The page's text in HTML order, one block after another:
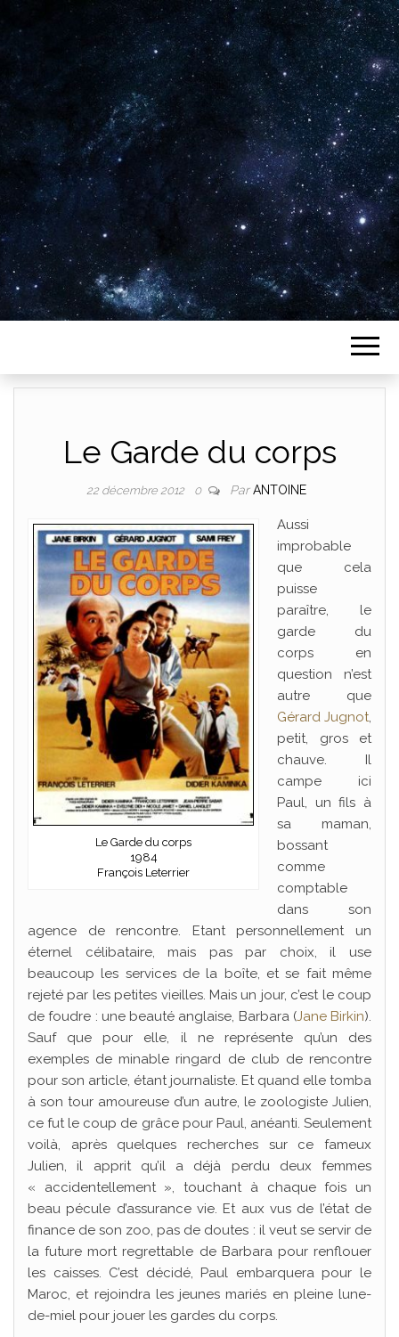
Plus de 2800 critiques de films
Le Garde du corps
22 décembre 2012 0 ParANTOINE
Le Garde du corps
1984
François Leterrier
Aussi
improbable
que cela
puisse
paraître, le
garde du
corps en
question n’est
autre que
Gérard Jugnot,
petit, gros et
chauve. Il
campe ici
Paul, un fils à
sa maman,
bossant
comme
comptable
dans son
agence de rencontre. Etant personnellement un
éternel célibataire, mais pas par choix, il use
beaucoup les services de la boîte, et se fait même
rejeté par les petites vieilles. Mais un jour, c’est le coup
de foudre : une beauté anglaise, Barbara (Jane Birkin).
Sauf que pour elle, il ne représente qu’un des
exemples de minable ringard de club de rencontre
pour son article, étant journaliste. Et quand elle tomba
à son tour amoureuse d’un autre, le zoologiste Julien,
ce fut le coup de grâce pour Paul, anéanti. Seulement
voilà, après quelques recherches sur ce fameux
Julien, il apprit qu’il a déjà perdu deux femmes
« accidentellement », touchant à chaque fois un
beau pécule d’assurance vie. Et aux vus de l’état de
finance de son zoo, pas de doutes : il veut se servir de
la future mort regrettable de Barbara pour renflouer
les caisses. C’est décidé, Paul embarquera pour le
Maroc, et rejoindra les jeunes mariés en pleine lune-
de-miel pour jouer les gardes du corps.